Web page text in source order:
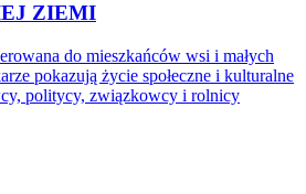
ZIEMI
do mieszkańców wsi i małych
pokazują życie społeczne i kulturalne
politycy, związkowcy i rolnicy